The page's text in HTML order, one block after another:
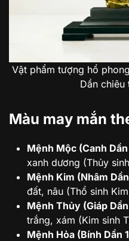
Vật phẩm tượng hổ
Dần chiêu
Màu may mắn
Mệnh Mộc (Canh
xanh dương (Thủy
Mệnh Kim (Nhâm
đất, nâu (Thổ sinh
Mệnh Thủy (Giáp
trắng, xám (Kim sinh
Mệnh Hỏa (Bính Dần